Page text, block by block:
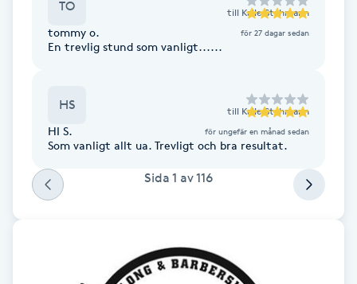
Faceliftmassage
Fet hårbotten
Fettreducering
TO till Kalle Stahmann
tommy o. för 27 dagar sedan
En trevlig stund som vanligt......
HS till Kalle Stahmann
HI S. för ungefär en månad sedan
Som vanligt allt ua. Trevligt och bra resultat.
Sida 1 av116